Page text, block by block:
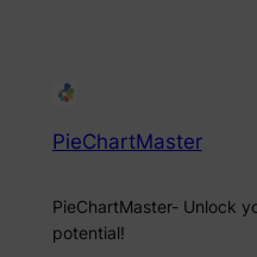
PieChartMaster
PieChartMaster- Unlock
potential!